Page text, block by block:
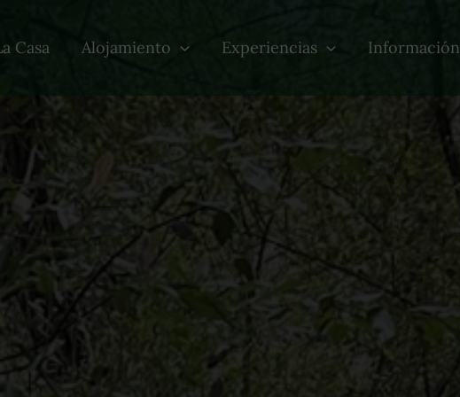
Casa Alojamiento Experiencias Información